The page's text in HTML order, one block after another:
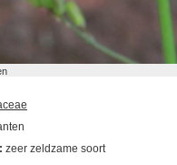
zeer zeldzame soort